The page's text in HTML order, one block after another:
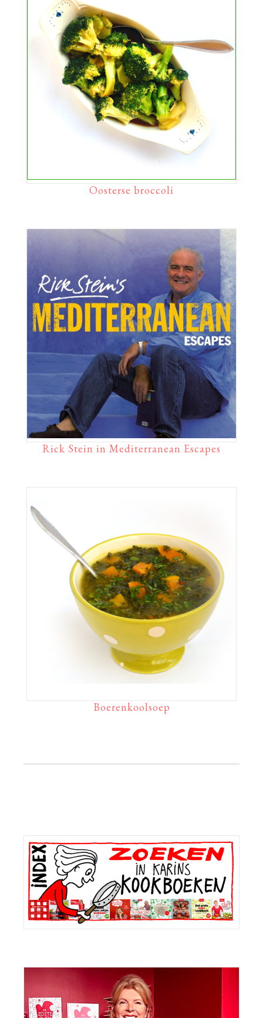
Oosterse broccoli
Rick Stein in Mediterranean Escapes
Boerenkoolsoep
Primaire
Sidebar